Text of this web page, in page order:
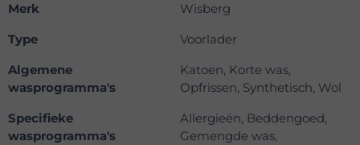
Merk
Wisberg
Type
Voorlader
Algemene
wasprogramma's
Katoen, Korte was,
Opfrissen, Synthetisch, Wol
Specifieke
wasprogramma's
Allergieën, Beddengoed,
Gemengde was,